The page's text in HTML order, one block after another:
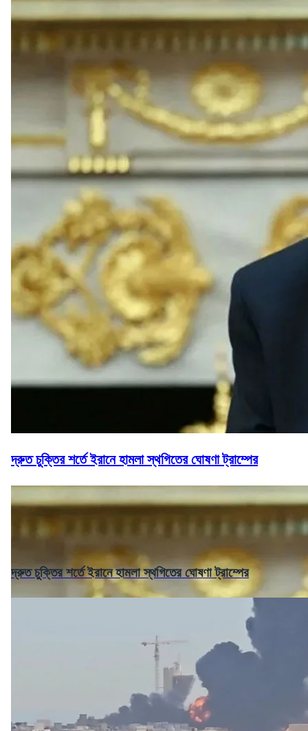
দ্রুত চুক্তির শর্তে ইরানে হামলা স্থগিতের ঘোষণা ট্রাম্পের
দ্রুত চুক্তির শর্তে ইরানে হামলা স্থগিতের ঘোষণা ট্রাম্পের